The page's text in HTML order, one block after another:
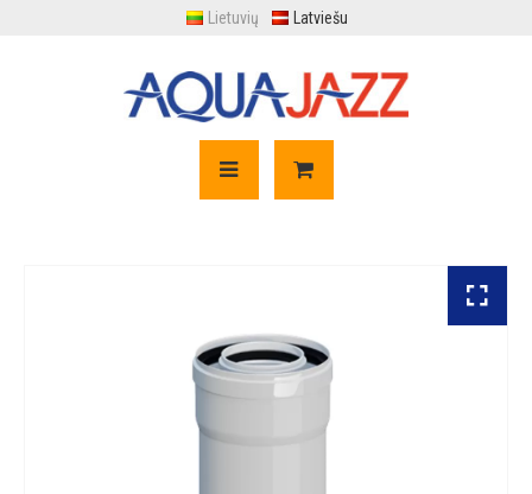
Lietuvių Latviešu